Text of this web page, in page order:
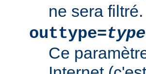
ne sera filtré.
outtype=
Ce